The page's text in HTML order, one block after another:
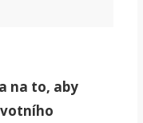
na to, aby